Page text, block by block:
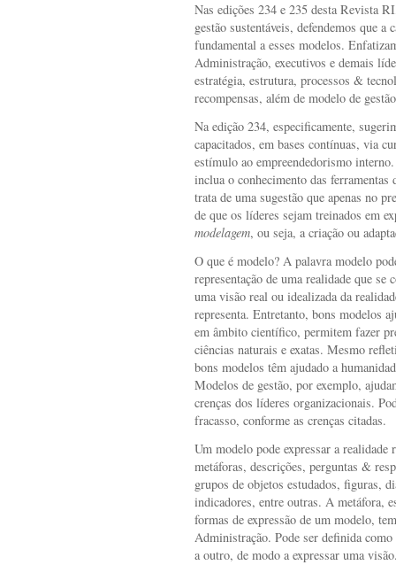
Nas edições 234 e 235 desta Revista
gestão sustentáveis, defendemos que
fundamental a esses modelos.
Administração, executivos e demais
estratégia, estrutura, processos &
recompensas, além de modelo de
Na edição 234, especificamente,
capacitados, em bases contínuas, via
estímulo ao empreendedorismo
inclua o conhecimento das ferramentas
trata de uma sugestão que apenas no
de que os líderes sejam treinados em
modelagem, ou seja, a criação ou
O que é modelo? A palavra modelo
representação de uma realidade que
uma visão real ou idealizada da
representa. Entretanto, bons modelos
em âmbito científico, permitem fazer
ciências naturais e exatas. Mesmo
bons modelos têm ajudado a
Modelos de gestão, por exemplo,
crenças dos líderes organizacionais.
fracasso, conforme as crenças citadas.
Um modelo pode expressar a
metáforas, descrições, perguntas &
grupos de objetos estudados, figuras,
indicadores, entre outras. A metáfora,
formas de expressão de um modelo,
Administração. Pode ser definida
a outro, de modo a expressar uma